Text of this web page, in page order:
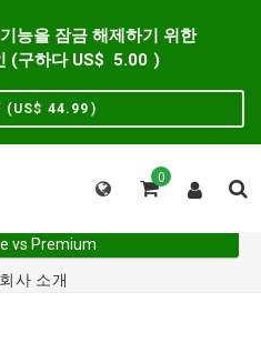
능을 잠금 해제하기 위한
(구하다 US$ 5.00 )
(US$ 44.99 )
0
vs Premium
회사 소개